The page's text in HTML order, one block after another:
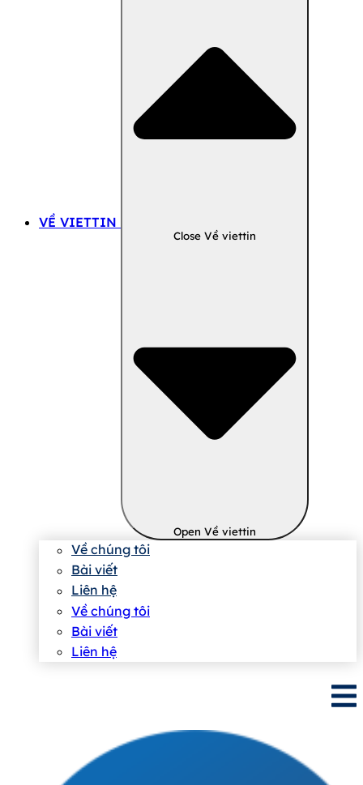
VỀ VIETTIN
Close Về viettin
Open Về viettin
Về chúng tôi
Bài viết
Liên hệ
Về chúng tôi
Bài viết
Liên hệ